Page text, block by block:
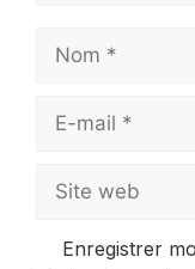
Nom
Site
Enregistrer